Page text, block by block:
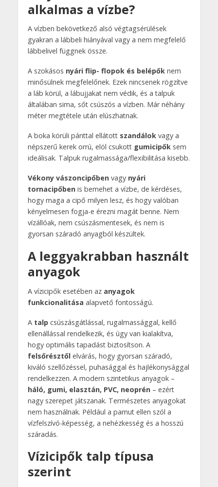
alkalmas a vízbe?
A vízben bekövetkező alsó végtagsérülések
gyakran a lábbeli hiányával vagy a nem megfelelő
lábbelivel függnek össze.
A szokásos nyári flip- flopok és belépőknem
minősülnek megfelelőnek. Ezek nincsenek rögzítve
a láb körül, a lábujjakat nem védik, és a talpuk
általában sima, sőt csúszós a vízben. Már néhány
méter megtétele után elúszhatnak.
A boka körüli pánttal ellátott szandálokvagy a
népszerű kerek orrú, elöl csukott gumicipőksem
ideálisak. Talpuk rugalmassága/flexibilitása kisebb.
Vékony vászoncipőbenvagy nyári
tornacipőbenis bemehet a vízbe, de kérdéses,
hogy maga a cipő milyen lesz, és hogy valóban
kényelmesen fogja-e érezni magát benne. Nem
vízállóak, nem csúszásmentesek, és nem is
gyorsan száradó anyagból készültek.
A leggyakrabban használt
anyagok
A vízicipők esetében az anyagok
funkcionalitása alapvető fontosságú.
A talpcsúszásgátlással, rugalmassággal, kellő
ellenállással rendelkezik, és úgy van kialakítva,
hogy optimális tapadást biztosítson. A
felsőrésztőlelvárás, hogy gyorsan száradó,
kiváló szellőzéssel, puhasággal és hajlékonysággal
rendelkezzen. A modern szintetikus anyagok –
háló, gumi, elasztán, PVC, neoprén– ezért
nagy szerepet játszanak. Természetes anyagokat
nem használnak. Például a pamut ellen szól a
vízfelszívó-képesség, a nehézkesség és a hosszú
száradás.
Vízicipők talp típusa
szerint